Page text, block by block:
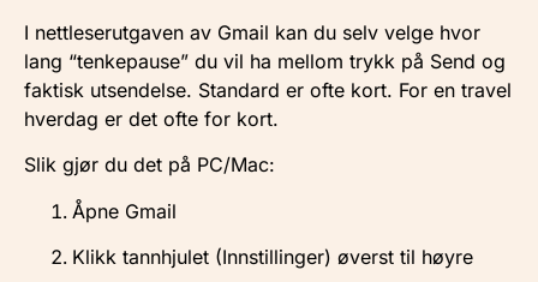
I nettleserutgaven av Gmail kan du selv velge hvor
lang “tenkepause” du vil ha mellom trykk på Send og
faktisk utsendelse. Standard er ofte kort. For en travel
hverdag er det ofte for kort.
Slik gjør du det på PC/Mac:
Åpne Gmail
Klikk tannhjulet (Innstillinger) øverst til høyre